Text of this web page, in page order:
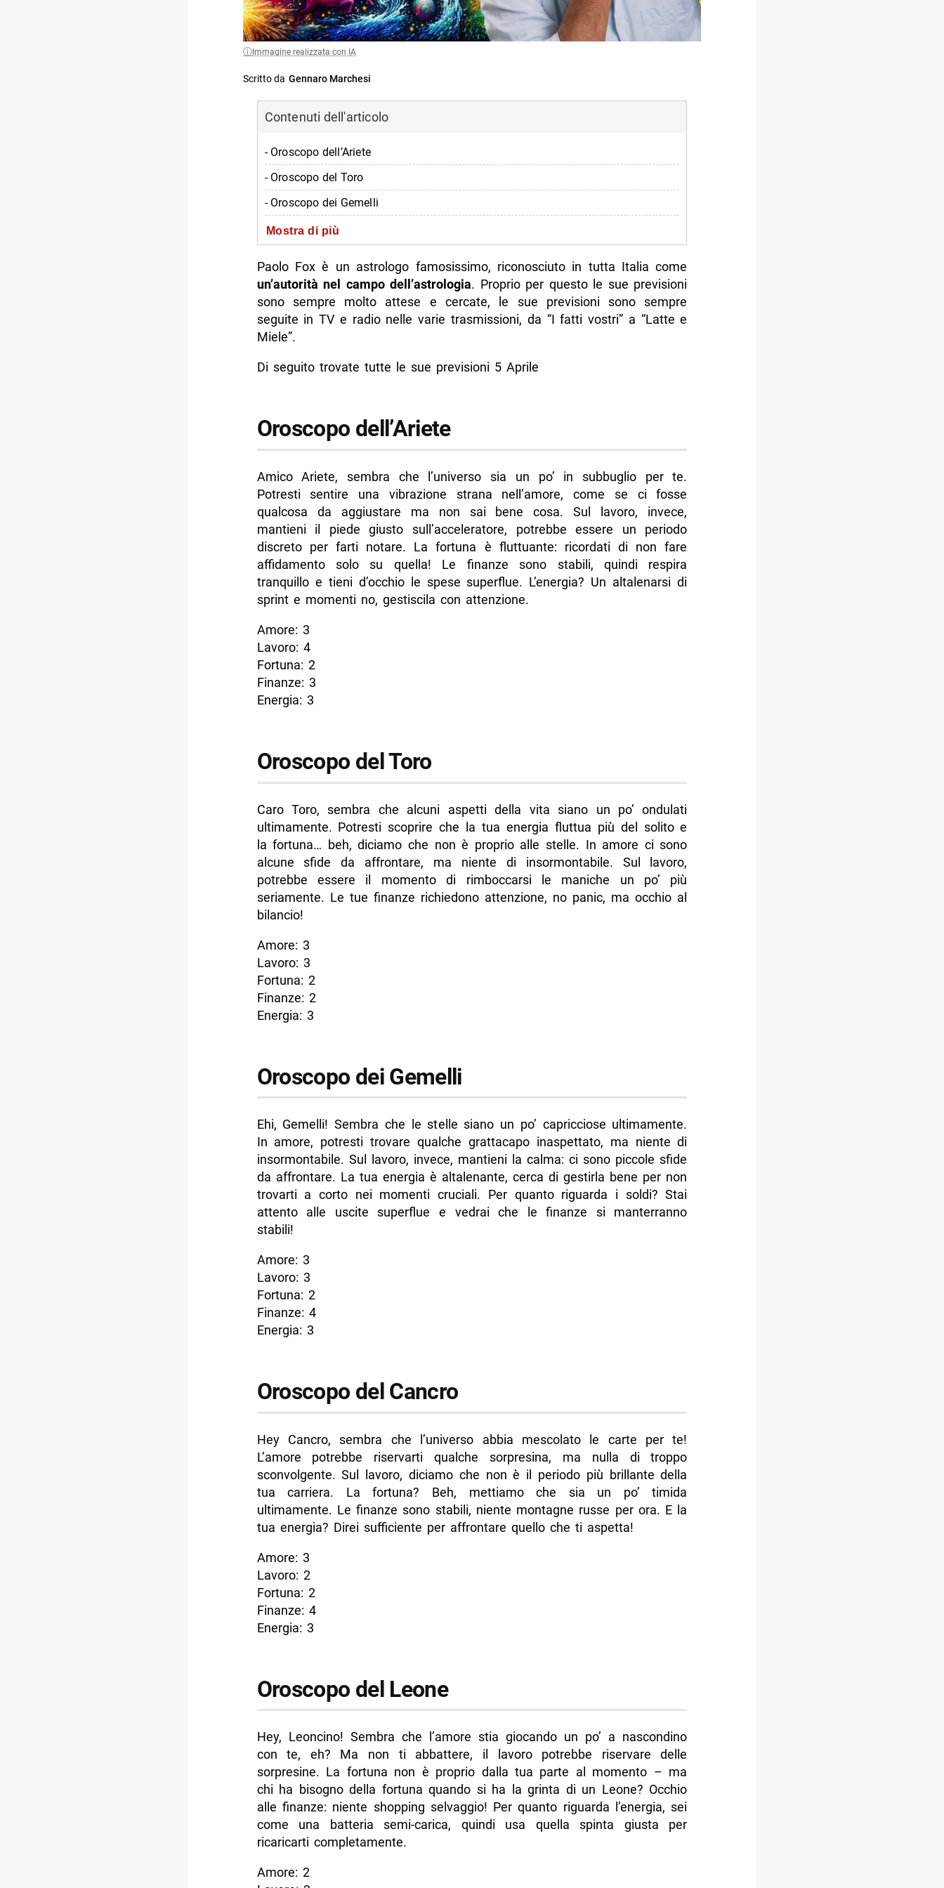
Immagine realizzata con IA
Scritto da Gennaro Marchesi
Contenuti dell'articolo
- Oroscopo dell’Ariete
- Oroscopo del Toro
- Oroscopo dei Gemelli
- Oroscopo del Cancro
- Oroscopo della Vergine
- Oroscopo della Bilancia
- Oroscopo dello Scorpione
- Oroscopo dei Pesci
Mostra di più
Paolo Fox è un astrologo famosissimo, riconosciuto in tutta Italia come
un’autorità nel campo dell’astrologia. Proprio per questo le sue previsioni
sono sempre molto attese e cercate, le sue previsioni sono sempre
seguite in TV e radio nelle varie trasmissioni, da “I fatti vostri” a “Latte e
Miele”.
Di seguito trovate tutte le sue previsioni 5 Aprile
Oroscopo dell’Ariete
Amico Ariete, sembra che l’universo sia un po’ in subbuglio per te.
Potresti sentire una vibrazione strana nell’amore, come se ci fosse
qualcosa da aggiustare ma non sai bene cosa. Sul lavoro, invece,
mantieni il piede giusto sull’acceleratore, potrebbe essere un periodo
discreto per farti notare. La fortuna è fluttuante: ricordati di non fare
affidamento solo su quella! Le finanze sono stabili, quindi respira
tranquillo e tieni d’occhio le spese superflue. L’energia? Un altalenarsi di
sprint e momenti no, gestiscila con attenzione.
Amore: 3
Lavoro: 4
Fortuna: 2
Finanze: 3
Energia: 3
Oroscopo del Toro
Caro Toro, sembra che alcuni aspetti della vita siano un po’ ondulati
ultimamente. Potresti scoprire che la tua energia fluttua più del solito e
la fortuna… beh, diciamo che non è proprio alle stelle. In amore ci sono
alcune sfide da affrontare, ma niente di insormontabile. Sul lavoro,
potrebbe essere il momento di rimboccarsi le maniche un po’ più
seriamente. Le tue finanze richiedono attenzione, no panic, ma occhio al
bilancio!
Amore: 3
Lavoro: 3
Fortuna: 2
Finanze: 2
Energia: 3
Oroscopo dei Gemelli
Ehi, Gemelli! Sembra che le stelle siano un po’ capricciose ultimamente.
In amore, potresti trovare qualche grattacapo inaspettato, ma niente di
insormontabile. Sul lavoro, invece, mantieni la calma: ci sono piccole sfide
da affrontare. La tua energia è altalenante, cerca di gestirla bene per non
trovarti a corto nei momenti cruciali. Per quanto riguarda i soldi? Stai
attento alle uscite superflue e vedrai che le finanze si manterranno
stabili!
Amore: 3
Lavoro: 3
Fortuna: 2
Finanze: 4
Energia: 3
Oroscopo del Cancro
Hey Cancro, sembra che l’universo abbia mescolato le carte per te!
L’amore potrebbe riservarti qualche sorpresina, ma nulla di troppo
sconvolgente. Sul lavoro, diciamo che non è il periodo più brillante della
tua carriera. La fortuna? Beh, mettiamo che sia un po’ timida
ultimamente. Le finanze sono stabili, niente montagne russe per ora. E la
tua energia? Direi sufficiente per affrontare quello che ti aspetta!
Amore: 3
Lavoro: 2
Fortuna: 2
Finanze: 4
Energia: 3
Oroscopo del Leone
Hey, Leoncino! Sembra che l’amore stia giocando un po’ a nascondino
con te, eh? Ma non ti abbattere, il lavoro potrebbe riservare delle
sorpresine. La fortuna non è proprio dalla tua parte al momento – ma
chi ha bisogno della fortuna quando si ha la grinta di un Leone? Occhio
alle finanze: niente shopping selvaggio! Per quanto riguarda l’energia, sei
come una batteria semi-carica, quindi usa quella spinta giusta per
ricaricarti completamente.
Amore: 2